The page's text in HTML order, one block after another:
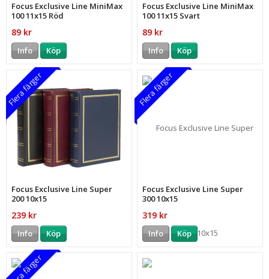
Focus Exclusive Line MiniMax
100 11x15 Röd
89 kr
Info Köp
Focus Exclusive Line MiniMax
100 11x15 Svart
89 kr
Info Köp
Flera färger
Focus Exclusive Line Super
200 10x15
239 kr
Info Köp
Flera färger
Focus Exclusive Line Super
300 10x15
319 kr
Info Köp
Flera färger